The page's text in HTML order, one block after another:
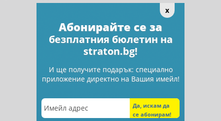
x
Абонирайте се за
безплатния бюлетин на
straton.bg!
И ще получите подарък: специално
приложение директно на Вашия имейл!